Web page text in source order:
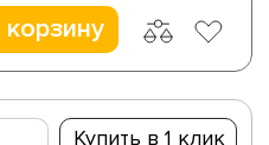
корзину
Купить в 1 клик